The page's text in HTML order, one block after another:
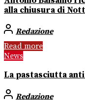
alla chiusura di
Redazione
Read more
News
La pastasciutta
Redazione